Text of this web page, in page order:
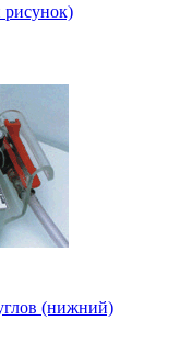
рисунок)
(нижний)